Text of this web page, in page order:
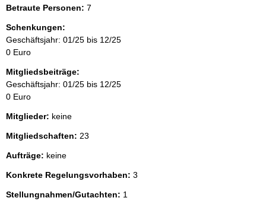
Betraute Personen: 7
Schenkungen:
Geschäftsjahr: 01/25 bis 12/25
0 Euro
Mitgliedsbeiträge:
Geschäftsjahr: 01/25 bis 12/25
0 Euro
Mitglieder: keine
Mitgliedschaften: 23
Aufträge: keine
Konkrete Regelungsvorhaben: 3
Stellungnahmen/Gutachten: 1